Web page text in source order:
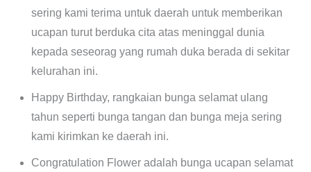
sering kami terima untuk daerah untuk memberikan
ucapan turut berduka cita atas meninggal dunia
kepada seseorag yang rumah duka berada di sekitar
kelurahan ini.
Happy Birthday, rangkaian bunga selamat ulang
tahun seperti bunga tangan dan bunga meja sering
kami kirimkan ke daerah ini.
Congratulation Flower adalah bunga ucapan selamat